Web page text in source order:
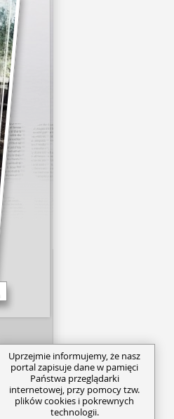
Uprzejmie informujemy, że nasz
portal zapisuje dane w pamięci
Państwa przeglądarki
internetowej, przy pomocy tzw.
plików cookies i pokrewnych
technologii.